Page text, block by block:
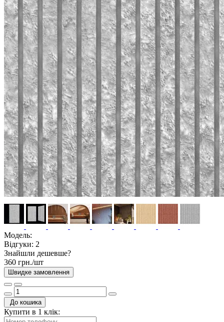
Модель:
Відгуки: 2
Знайшли дешевше?
360 грн./шт
Швидке замовлення
До кошика
Купити в 1 клік: